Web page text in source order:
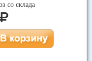
со склада